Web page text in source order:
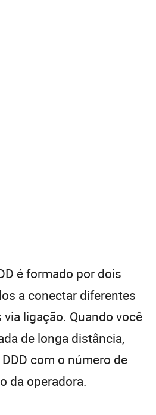
é formado por dois
a conectar diferentes
ligação. Quando você
de longa distância,
com o número de
da operadora.